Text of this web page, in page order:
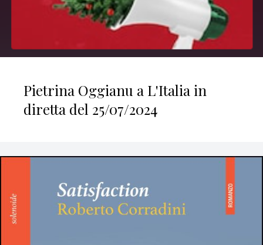
Pietrina Oggianu a L'Italia in
diretta del 25/07/2024